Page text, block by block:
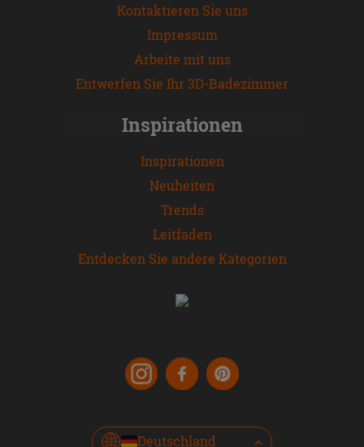
Kontaktieren Sie uns
Impressum
Arbeite mit uns
Entwerfen Sie Ihr 3D-Badezimmer
Inspirationen
Inspirationen
Neuheiten
Trends
Leitfaden
Entdecken Sie andere Kategorien
Deutschland